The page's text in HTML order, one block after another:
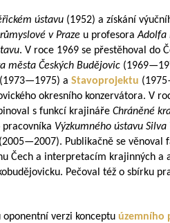
ústavu (1952) a získání
v Praze u profesoraAdolfa
. V roce 1969 se přestěhoval do
města Českých Budějovic (
(1973—1975) a Stavoprojektu (
okresního konzervátora. V
s funkcí krajináře Chráněné
pracovníka Výzkumného ústavu
(2005—2007). Publikačně se věnoval
Čech a interpretacím krajinných a
Pečoval též o sbírku
verzi konceptu územního